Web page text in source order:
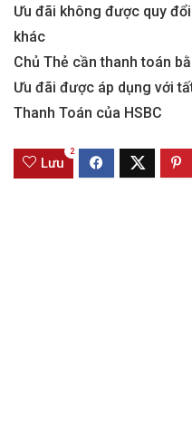
Ưu đãi không được quy
khác
Chủ Thẻ cần thanh toán
Ưu đãi được áp dụng với
Thanh Toán của HSBC
Lưu
2